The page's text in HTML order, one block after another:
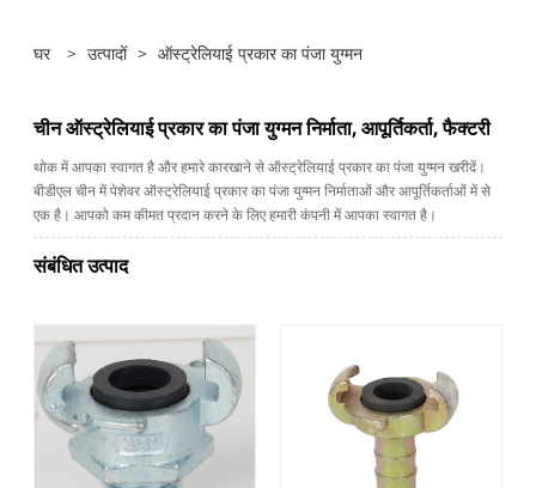
घर > उत्पादों > ऑस्ट्रेलियाई प्रकार का पंजा युग्मन
चीन ऑस्ट्रेलियाई प्रकार का पंजा युग्मन निर्माता, आपूर्तिकर्ता, फैक्टरी
थोक में आपका स्वागत है और हमारे कारखाने से ऑस्ट्रेलियाई प्रकार का पंजा युग्मन खरीदें।
बीडीएल चीन में पेशेवर ऑस्ट्रेलियाई प्रकार का पंजा युग्मन निर्माताओं और आपूर्तिकर्ताओं में से
एक है। आपको कम कीमत प्रदान करने के लिए हमारी कंपनी में आपका स्वागत है।
संबंधित उत्पाद